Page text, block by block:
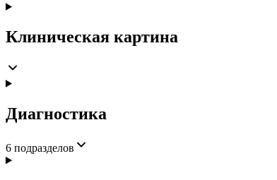
Клиническая картина
Диагностика
6 подразделов